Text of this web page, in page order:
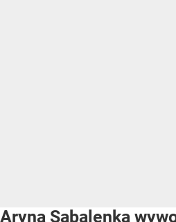
Aryna Sabalenka